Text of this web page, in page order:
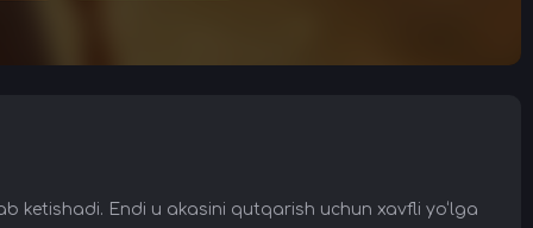
ketishadi. Endi u akasini qutqarish uchun xavfli yo‘lga